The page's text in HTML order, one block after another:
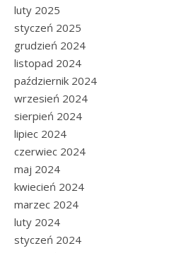
luty 2025
styczeń 2025
grudzień 2024
listopad 2024
październik 2024
wrzesień 2024
sierpień 2024
lipiec 2024
czerwiec 2024
maj 2024
kwiecień 2024
marzec 2024
luty 2024
styczeń 2024